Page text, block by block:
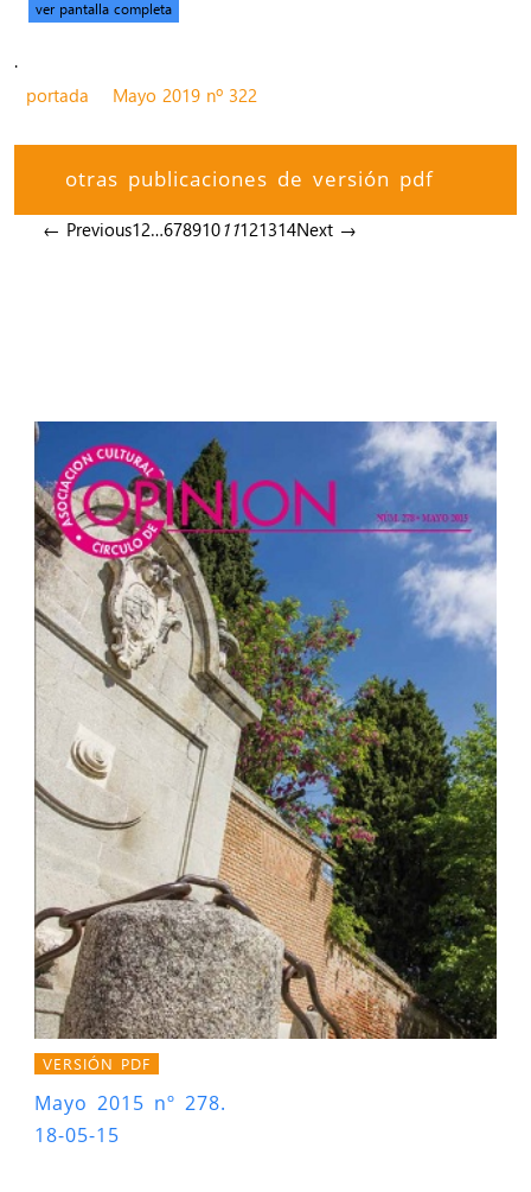
ver pantalla completa
.
portada
Mayo 2019 nº 322
otras publicaciones de versión pdf
← Previous12…67891011121314Next →
VERSIÓN PDF
Mayo 2015 nº 278.
18-05-15